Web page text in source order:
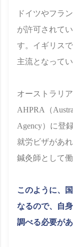
ドイツやフラ
が許可されて
す。イギリス
主流となってい
オーストラリ
AHPRA（
Agency）に登
就労ビザがあ
鍼灸師として働
このように、
なるので、自
調べる必要があ